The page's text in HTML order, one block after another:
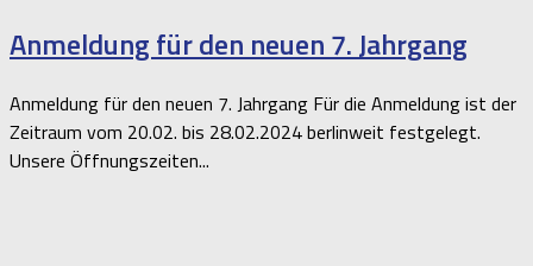
Anmeldung für den neuen 7. Jahrgang
Anmeldung für den neuen 7. Jahrgang Für die Anmeldung ist der
Zeitraum vom 20.02. bis 28.02.2024 berlinweit festgelegt.
Unsere Öffnungszeiten...